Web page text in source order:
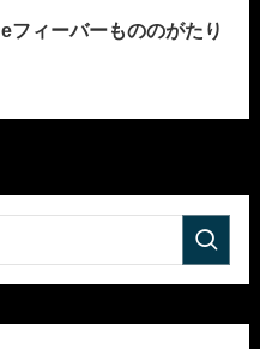
eフィーバーもののがたり